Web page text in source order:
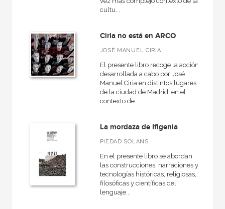
cultu...
Ciria no está en ARCO
JOSÉ MANUEL CIRIA
El presente libro recoge la acción
desarrollada a cabo por José
Manuel Ciria en distintos lugares
de la ciudad de Madrid, en el
contexto de ...
La mordaza de Ifigenia
PIEDAD SOLANS
En el presente libro se abordan
las construcciones, narraciones y
tecnologías históricas, religiosas,
filosóficas y científicas del
lenguaje...